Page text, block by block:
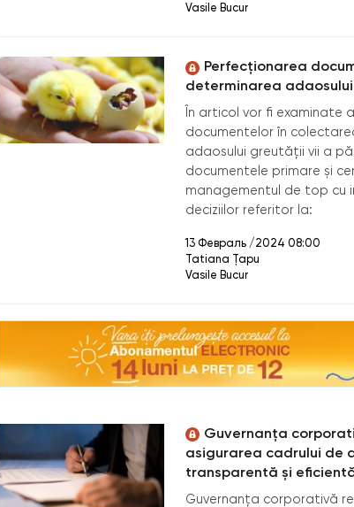
Vasile Bucur
Perfecționarea
determinarea
În articol vor fi examinate
documentelor în
adaosului greutății vii a
documentele primare și
managementul de top cu
deciziilor referitor la:
13 Февраль /2024 08:00
Tatiana Țapu
Vasile Bucur
Guvernanța
asigurarea cadrului de
transparentă și
Guvernanța corporativă